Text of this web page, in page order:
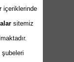
içeriklerinde
sitemiz
şubeleri